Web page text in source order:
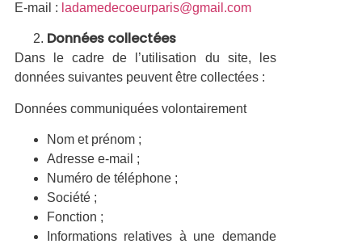
E-mail : ladamedecoeurparis@gmail.com
Données collectées
Dans le cadre de l’utilisation du site, les
données suivantes peuvent être collectées :
Données communiquées volontairement
Nom et prénom ;
Adresse e-mail ;
Numéro de téléphone ;
Société ;
Fonction ;
Informations relatives à une demande